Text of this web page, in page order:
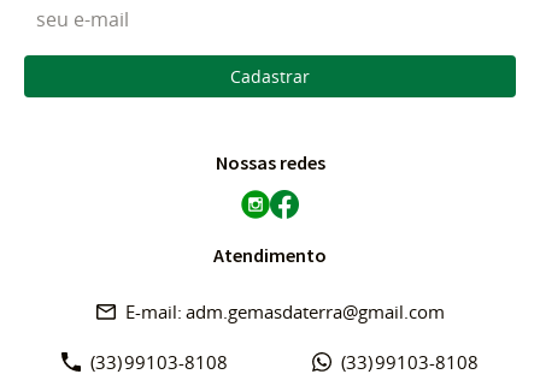
Cadastrar
Nossas redes
Atendimento
(33)99103-8108 (33)99103-8108
adm.gemasdaterra@gmail.com